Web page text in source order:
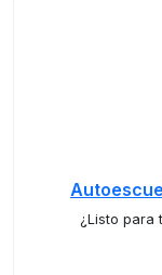
¿Listo para